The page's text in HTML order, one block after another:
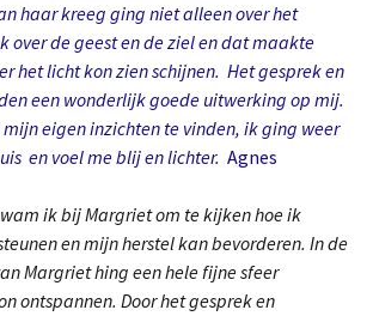
haar kreeg ging niet alleen over het
over de geest en de ziel en dat maakte
het licht kon zien schijnen. Het gesprek en
een wonderlijk goede uitwerking op mij.
eigen inzichten te vinden, ik ging weer
en voel me blij en lichter. Agnes
ik bij Margriet om te kijken hoe ik
en mijn herstel kan bevorderen. In de
Margriet hing een hele fijne sfeer
ontspannen. Door het gesprek en